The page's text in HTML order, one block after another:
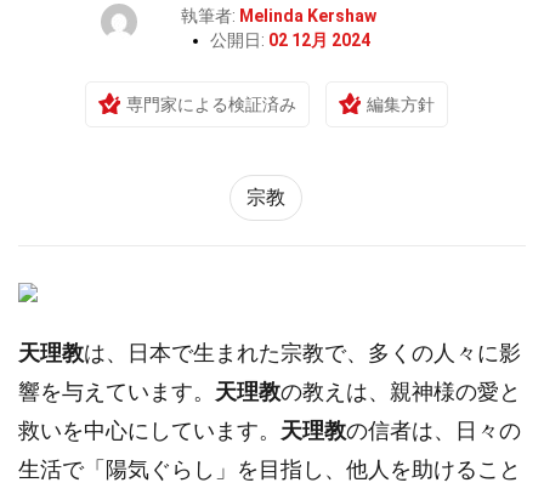
執筆者: Melinda Kershaw
公開日: 02 12月 2024
専門家による検証済み 編集方針
宗教
天理教は、日本で生まれた宗教で、多くの人々に影
響を与えています。 天理教の教えは、親神様の愛と
救いを中心にしています。 天理教の信者は、日々の
生活で「陽気ぐらし」を目指し、他人を助けること